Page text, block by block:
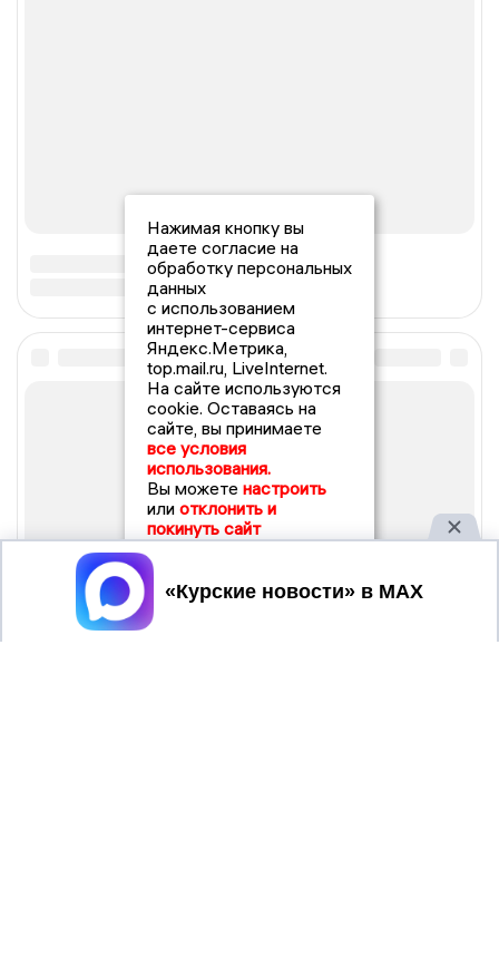
Нажимая кнопку вы
даете согласие на
обработку персональных
данных
с использованием
интернет-сервиса
Яндекс.Метрика,
top.mail.ru, LiveInternet.
На сайте используются
cookie. Оставаясь на
сайте, вы принимаете
все условия
использования.
Вы можете настроить
или отклонить и
покинуть сайт
Принять